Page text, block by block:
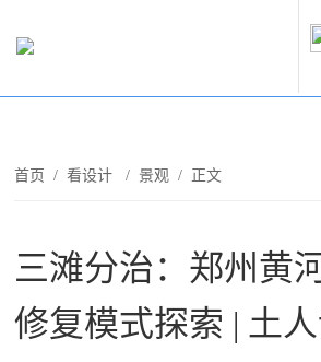
首页 /看设计 / 景观 / 正文
三滩分治：郑州黄
修复模式探索 | 土